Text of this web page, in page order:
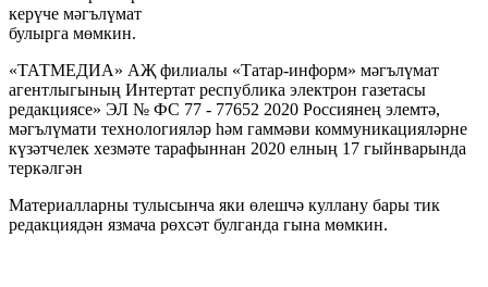
керүче мәгълүмат
булырга мөмкин.
«ТАТМЕДИА» АҖ филиалы «Татар-информ» мәгълүмат
агентлыгының Интертат республика электрон газетасы
редакциясе» ЭЛ № ФС 77 - 77652 2020 Россиянең элемтә,
мәгълүмати технологияләр һәм гаммәви коммуникацияләрне
күзәтчелек хезмәте тарафыннан 2020 елның 17 гыйнварында
теркәлгән
Материалларны тулысынча яки өлешчә куллану бары тик
редакциядән язмача рөхсәт булганда гына мөмкин.